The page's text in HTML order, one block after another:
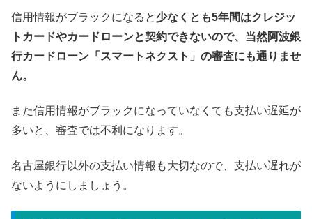
信用情報がブラックになると 少なくとも5年間はクレジッ
トカードやカードローンと契約できないので、当然阿波銀
行カードローン「スマートネクスト」の審査にも通りませ
ん。
また信用情報がブラックになっていなくても支払い遅延が
多いと、審査では不利になります。
名古屋銀行以外の支払い情報も大切なので、支払い遅れが
ないようにしましょう。